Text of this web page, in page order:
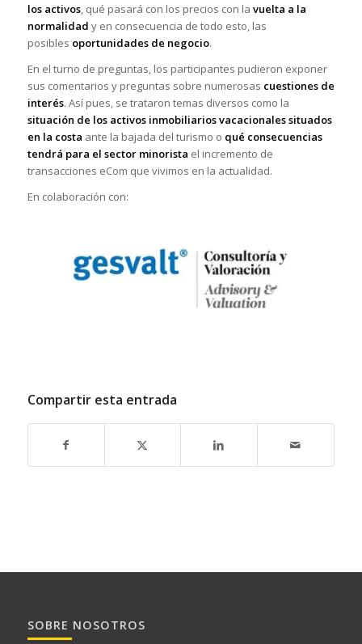
los activos, qué pasará con los precios con la vuelta a la
normalidad y en consecuencia de todo esto, las
posibles oportunidades de negocio.
En el turno de preguntas, los participantes pudieron exponer
sus comentarios y preguntas sobre numerosas cuestiones de
interés. Así pues, se trataron temas diversos como la
situación de los activos inmobiliarios vacacionales situados
en la costa ante la bajada del turismo o qué consecuencias
tendrá para el sector minorista el incremento de
transacciones eCom que vivimos en la actualidad.
En colaboración con:
Compartir esta entrada
SOBRE NOSOTROS